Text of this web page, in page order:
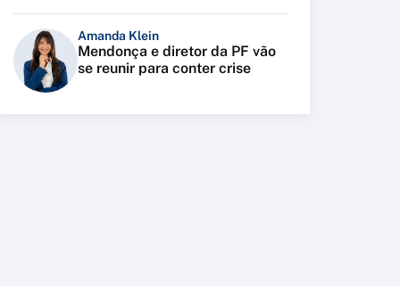
Amanda Klein
Mendonça e diretor da PF vão
se reunir para conter crise